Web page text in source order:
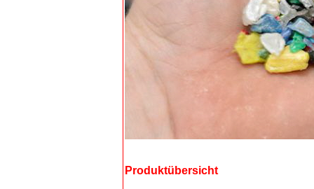
Produktübersicht